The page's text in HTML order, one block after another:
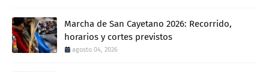
Marcha de San Cayetano 2026: Recorrido,
horarios y cortes previstos
agosto 04, 2026